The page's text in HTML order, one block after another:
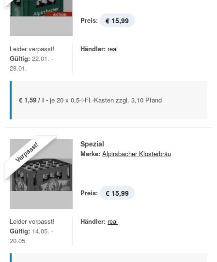
Preis: € 15,99
Leider verpasst!
Gültig: 22.01. -
28.01.
Händler: real
€ 1,59 / l - je 20 x 0,5-l-Fl.-Kasten zzgl. 3,10 Pfand
Verpasst! Spezial
Marke: Alpirsbacher Klosterbräu
Preis: € 15,99
Leider verpasst!
Gültig: 14.05. -
20.05.
Händler: real